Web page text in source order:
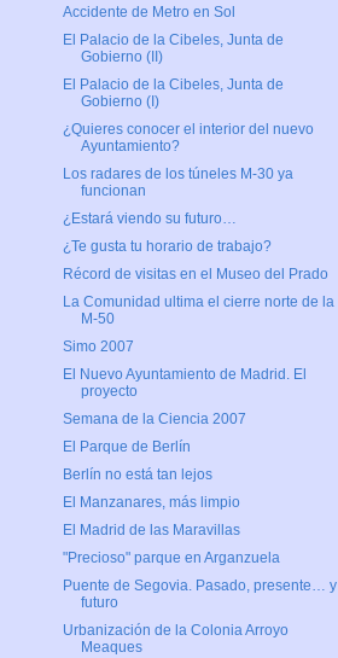
Accidente de Metro en Sol
El Palacio de la Cibeles, Junta de
Gobierno (II)
El Palacio de la Cibeles, Junta de
Gobierno (I)
¿Quieres conocer el interior del nuevo
Ayuntamiento?
Los radares de los túneles M-30 ya
funcionan
¿Estará viendo su futuro…
¿Te gusta tu horario de trabajo?
Récord de visitas en el Museo del Prado
La Comunidad ultima el cierre norte de la
M-50
Simo 2007
El Nuevo Ayuntamiento de Madrid. El
proyecto
Semana de la Ciencia 2007
El Parque de Berlín
Berlín no está tan lejos
El Manzanares, más limpio
El Madrid de las Maravillas
"Precioso" parque en Arganzuela
Puente de Segovia. Pasado, presente… y
futuro
Urbanización de la Colonia Arroyo
Meaques